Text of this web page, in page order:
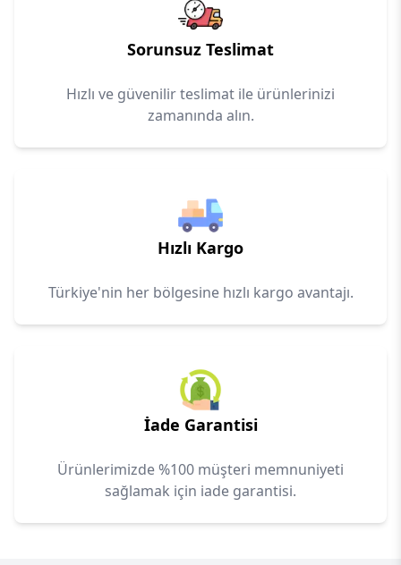
Sorunsuz Teslimat
Hızlı ve güvenilir teslimat ile ürünlerinizi
zamanında alın.
Hızlı Kargo
Türkiye'nin her bölgesine hızlı kargo avantajı.
İade Garantisi
Ürünlerimizde %100 müşteri memnuniyeti
sağlamak için iade garantisi.